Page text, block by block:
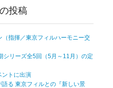
投稿
（指揮／東京フィルハーモニー交
シリーズ全5回（5月～11月）の定
ントに出演
る 東京フィルとの『新しい景